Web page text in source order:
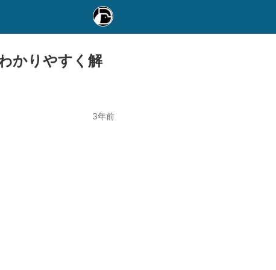
かりやすく解
3年前